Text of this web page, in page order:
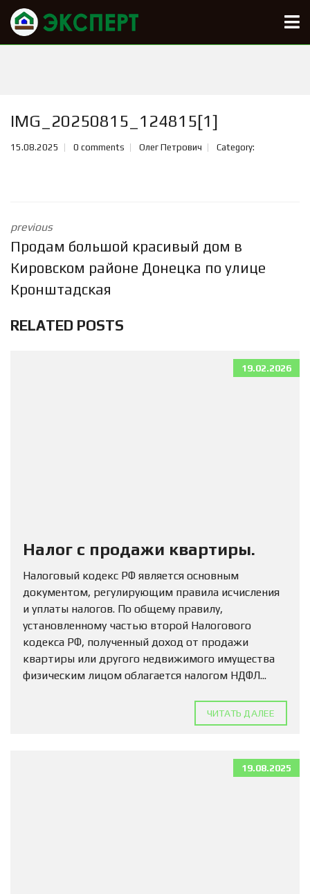
IMG_20250815_124815[1]
15.08.2025 0 comments Олег Петрович Category:
previous
Продам большой красивый дом в
Кировском районе Донецка по улице
Кронштадская
RELATED POSTS
19.02.2026
Налог с продажи квартиры.
Налоговый кодекс РФ является основным
документом, регулирующим правила исчисления
и уплаты налогов. По общему правилу,
установленному частью второй Налогового
кодекса РФ, полученный доход от продажи
квартиры или другого недвижимого имущества
физическим лицом облагается налогом НДФЛ...
ЧИТАТЬ ДАЛЕЕ
19.08.2025